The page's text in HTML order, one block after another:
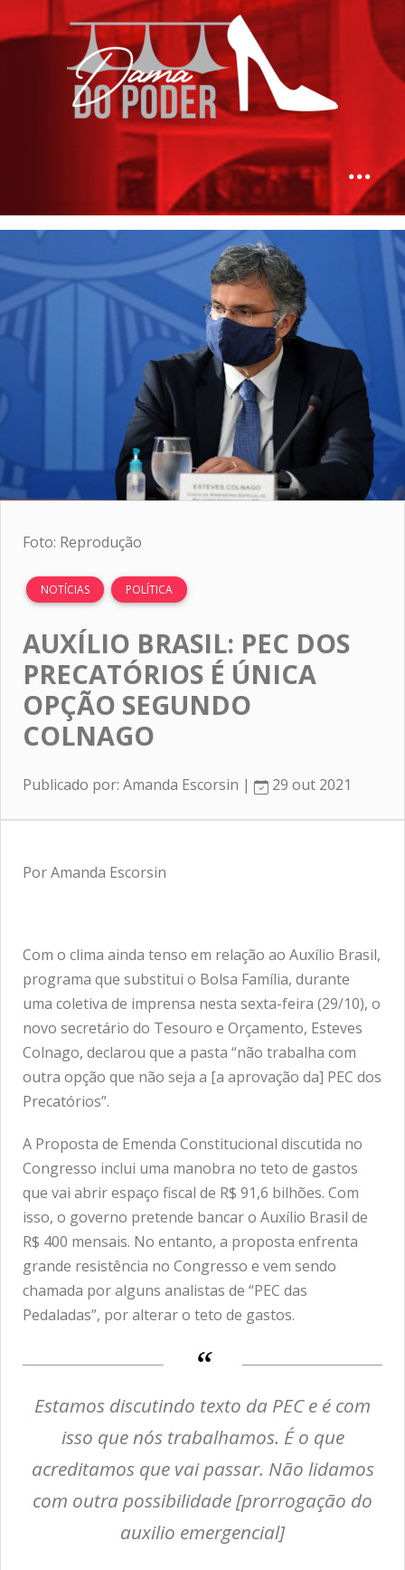
Foto: Reprodução
NOTÍCIAS POLÍTICA
AUXÍLIO BRASIL: PEC DOS
PRECATÓRIOS É ÚNICA
OPÇÃO SEGUNDO
COLNAGO
Publicado por: Amanda Escorsin | 29 out 2021
Por Amanda Escorsin
Com o clima ainda tenso em relação ao Auxílio Brasil,
programa que substitui o Bolsa Família, durante
uma coletiva de imprensa nesta sexta-feira (29/10), o
novo secretário do Tesouro e Orçamento, Esteves
Colnago, declarou que a pasta “não trabalha com
outra opção que não seja a [a aprovação da] PEC dos
Precatórios”.
A Proposta de Emenda Constitucional discutida no
Congresso inclui uma manobra no teto de gastos
que vai abrir espaço fiscal de R$ 91,6 bilhões. Com
isso, o governo pretende bancar o Auxílio Brasil de
R$ 400 mensais. No entanto, a proposta enfrenta
grande resistência no Congresso e vem sendo
chamada por alguns analistas de “PEC das
Pedaladas”, por alterar o teto de gastos.
Estamos discutindo texto da PEC e é com
isso que nós trabalhamos. É o que
acreditamos que vai passar. Não lidamos
com outra possibilidade [prorrogação do
auxilio emergencial]